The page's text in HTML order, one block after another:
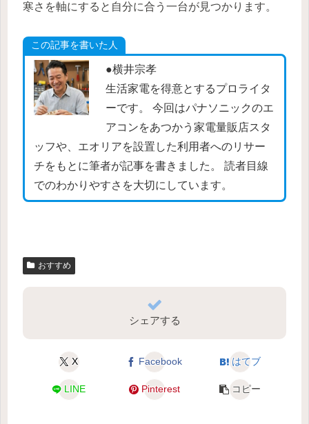
寒さを軸にすると自分に合う一台が見つかります。
この記事を書いた人
●横井宗孝
生活家電を得意とするプロライタ
ーです。 今回はパナソニックのエ
アコンをあつかう家電量販店スタ
ッフや、エオリアを設置した利用者へのリサー
チをもとに筆者が記事を書きました。 読者目線
でのわかりやすさを大切にしています。
おすすめ
シェアする
X Facebook はてブ
LINE Pinterest コピー